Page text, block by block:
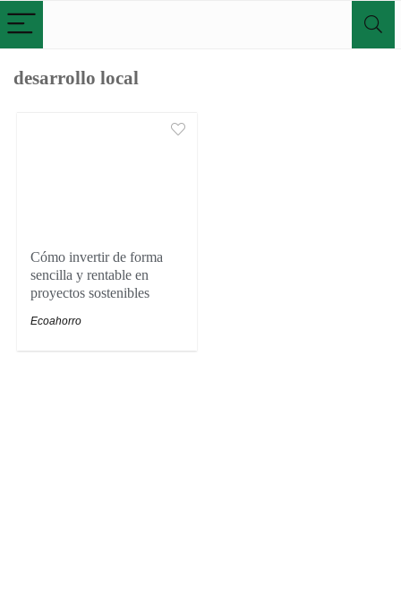
desarrollo local
Cómo invertir de forma
sencilla y rentable en
proyectos sostenibles
Ecoahorro